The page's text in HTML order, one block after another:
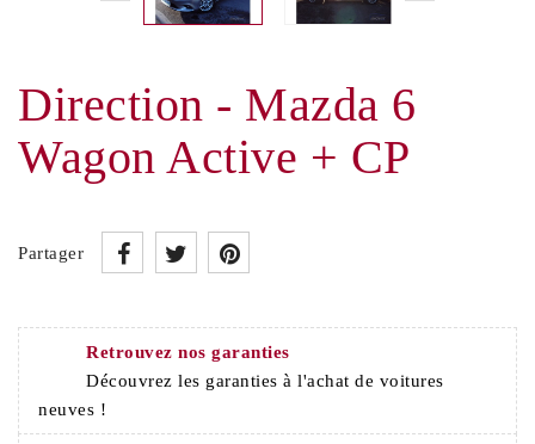
Direction - Mazda 6
Wagon Active + CP
Partager
Retrouvez nos garanties
Découvrez les garanties à l'achat de voitures
neuves !